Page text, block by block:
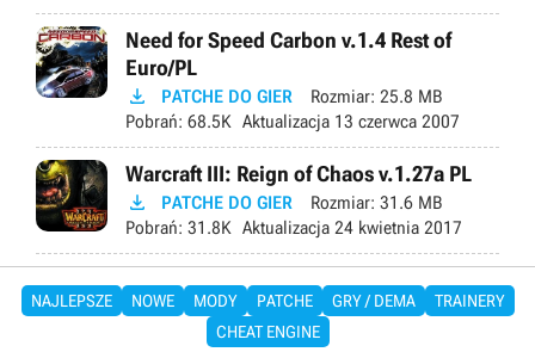
Need for Speed Carbon v.1.4 Rest of
Euro/PL
 PATCHE DO GIER Rozmiar: 25.8 MB
Pobrań: 68.5K Aktualizacja 13 czerwca 2007
Warcraft III: Reign of Chaos v.1.27a PL
 PATCHE DO GIER Rozmiar: 31.6 MB
Pobrań: 31.8K Aktualizacja 24 kwietnia 2017
NAJLEPSZE NOWE MODY PATCHE GRY / DEMA
TRAINERY
CHEAT ENGINE